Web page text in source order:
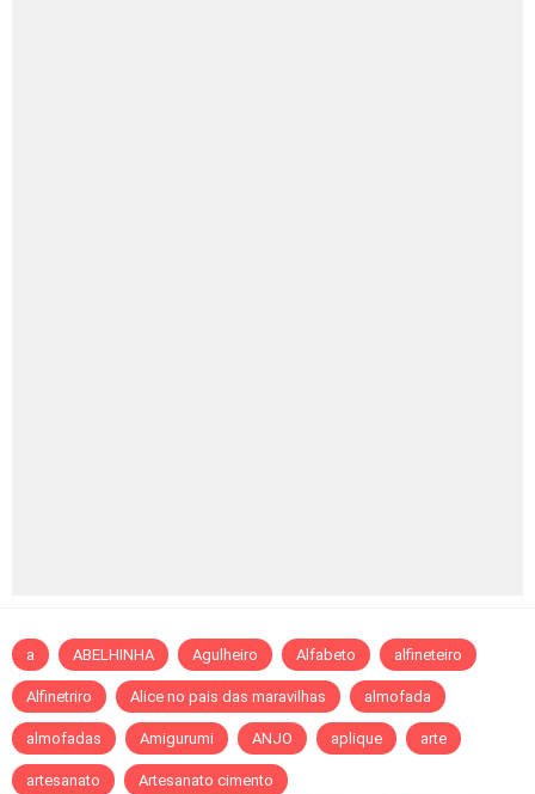
a ABELHINHA Agulheiro Alfabeto alfineteiro
Alfinetriro Alice no pais das maravilhas almofada
almofadas Amigurumi ANJO aplique arte
artesanato Artesanato cimento